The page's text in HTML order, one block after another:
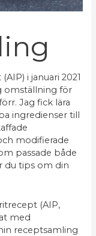
i januari 2021
omställning för
Jag fick lära
ingredienser till
modifierade
passade både
du tips om din
(AIP,
med
receptsamling